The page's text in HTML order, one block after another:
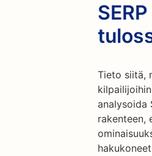
Tieto siitä,
analysoida
rakenteen,